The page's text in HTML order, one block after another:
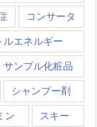
コンサータ
ルエネルギー
サンプル化粧品
シャンプー剤
ン スキー